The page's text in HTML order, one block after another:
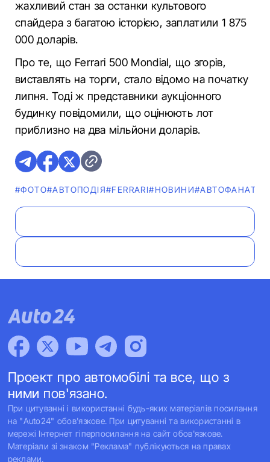
жахливий стан за останки культового
спайдера з багатою історією, заплатили 1 875
000 доларів.
Про те, що Ferrari 500 Mondial, що згорів,
виставлять на торги, стало відомо на початку
липня. Тоді ж представники аукціонного
будинку повідомили, що оцінюють лот
приблизно на два мільйони доларів.
#ФОТО#АВТОПОДІЯ#FERRARI#НОВИНИ#АВТОФАНАТИ
Проект про автомобілі та все, що з
ними пов'язано.
При цитуванні і використанні будь-яких матеріалів посилання
на "Auto24" обов'язкове. При цитуванні та використанні в
мережі Інтернет гіперпосилання на сайт обов'язкове.
Матеріали зі знаком "Реклама" публікуються на правах
реклами.